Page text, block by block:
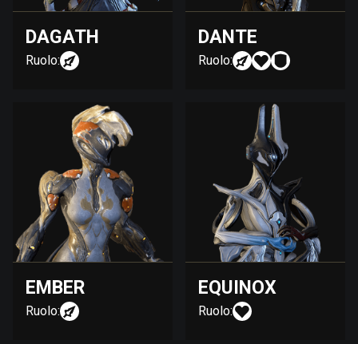
DAGATH
Ruolo:
DANTE
Ruolo:
EMBER
Ruolo:
EQUINOX
Ruolo: